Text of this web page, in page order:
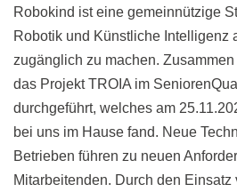
Robokind ist eine gemeinnützige
Robotik und Künstliche Intelligenz
zugänglich zu machen.
das Projekt TROIA im
durchgeführt, welches am
bei uns im Hause fand. Neue
Betrieben führen zu neuen
Mitarbeitenden. Durch den Einsatz